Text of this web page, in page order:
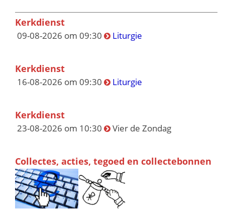
Kerkdienst
09-08-2026 om 09:30 Liturgie
Kerkdienst
16-08-2026 om 09:30 Liturgie
Kerkdienst
23-08-2026 om 10:30 Vier de Zondag
Collectes, acties, tegoed en collectebonnen